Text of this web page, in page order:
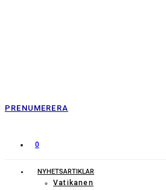
PRENUMERERA
0
NYHETSARTIKLAR
Vatikanen